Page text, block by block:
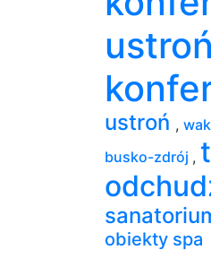
ustroń
ustroń ,
busko-zdrój ,
obiekty spa